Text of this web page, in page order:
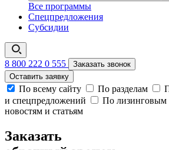
Все программы
Спецпредложения
Субсидии
8 800 222 0 555
Заказать звонок
Оставить заявку
По всему сайту По разделам
и спецпредложений
По лизинговым
новостям и статьям
Заказать